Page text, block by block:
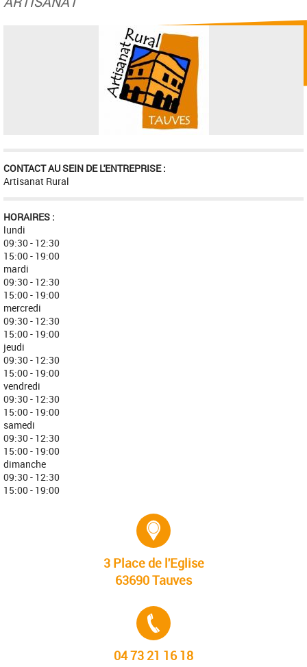
CONTACT AU SEIN DE L'ENTREPRISE :
Artisanat Rural
HORAIRES :
lundi
09:30 - 12:30
15:00 - 19:00
mardi
09:30 - 12:30
15:00 - 19:00
mercredi
09:30 - 12:30
15:00 - 19:00
jeudi
09:30 - 12:30
15:00 - 19:00
vendredi
09:30 - 12:30
15:00 - 19:00
samedi
09:30 - 12:30
15:00 - 19:00
dimanche
09:30 - 12:30
15:00 - 19:00
3 Place de l'Eglise
63690 Tauves
04 73 21 16 18